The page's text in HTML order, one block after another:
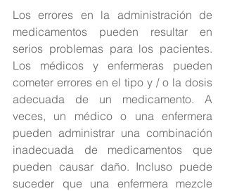
Los errores en la administración de
medicamentos pueden resultar en
serios problemas para los pacientes.
Los médicos y enfermeras pueden
cometer errores en el tipo y / o la dosis
adecuada de un medicamento. A
veces, un médico o una enfermera
pueden administrar una combinación
inadecuada de medicamentos que
pueden causar daño. Incluso puede
suceder que una enfermera mezcle